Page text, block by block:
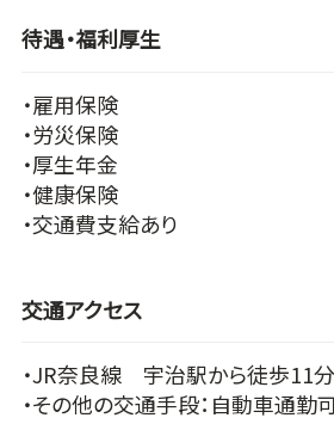
待遇・福利厚生
・雇用保険
・労災保険
・厚生年金
・健康保険
・交通費支給あり
交通アクセス
・JR奈良線 宇治駅から徒歩11分
・その他の交通手段：自動車通勤